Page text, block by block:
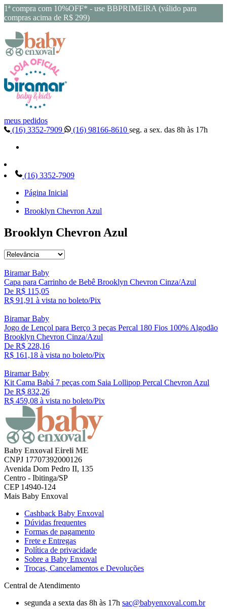
1ª compra com 10%OFF* - use BBPRIMEIRA (válido para
compras acima de R$ 299)
meus pedidos
(16) 3352-7909
(16) 98166-8610 seg. a sex. das 8h às 17h
(16) 3352-7909
Página Inicial
Brooklyn Chevron Azul
Brooklyn Chevron Azul
Biramar Baby
Capa para Carrinho de Bebê Brooklyn Chevron Cinza/Azul
De R$ 115,05
R$ 91,91 à vista no boleto/Pix
Biramar Baby
Jogo de Lençol para Berço 3 peças Percal 180 Fios 100% Algodão
Brooklyn Chevron Cinza/Azul
De R$ 228,16
R$ 161,18 à vista no boleto/Pix
Biramar Baby
Kit Cama Babá 7 peças com Saia Lollipop Percal Chevron Azul
De R$ 832,26
R$ 459,08 à vista no boleto/Pix
Baby Enxoval Eireli ME
CNPJ 17707392000126
Avenida Dom Pedro II, 135
Centro - Ibitinga/SP
CEP 14940-124
Mais Baby Enxoval
Cashback Baby Enxoval
Dúvidas frequentes
Formas de pagamento
Frete e Entregas
Política de privacidade
Sobre a Baby Enxoval
Trocas, Cancelamentos e Devoluções
Central de Atendimento
segunda a sexta das 8h às 17h sac@babyenxoval.com.br